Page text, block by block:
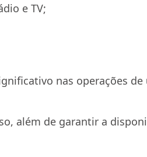
e TV;
nas operações de
além de garantir a